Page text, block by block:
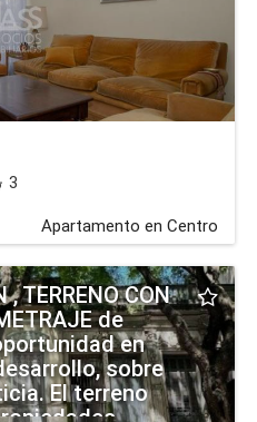
3
Apartamento en Centro
TERRENO CON
de
en
sobre
El terreno